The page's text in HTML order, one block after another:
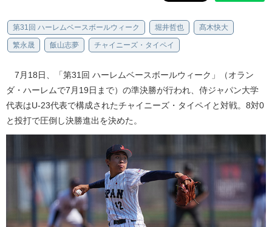
第31回 ハーレムベースボールウィーク 堀井哲也 髙木快大
繁永晟 飯山志夢 チャイニーズ・タイペイ
7月18日、「第31回 ハーレムベースボールウィーク」（オラン
ダ・ハーレムで7月19日まで）の準決勝が行われ、侍ジャパン大学
代表はU-23代表で構成されたチャイニーズ・タイペイと対戦。8対0
と投打で圧倒し決勝進出を決めた。